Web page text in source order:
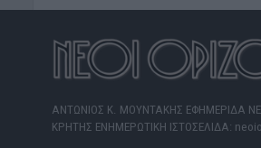
ΑΝΤΩΝΙΟΣ Κ. ΜΟΥΝΤΑΚΗΣ ΕΦΗΜΕΡΙΔΑ
ΚΡΗΤΗΣ ΕΝΗΜΕΡΩΤΙΚΗ ΙΣΤΟΣΕΛΙΔΑ: